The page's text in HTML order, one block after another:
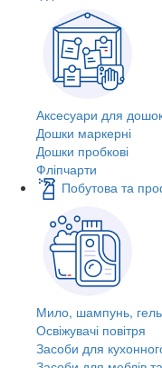
Аксесуари для
Дошки маркерні
Дошки пробкові
Фліпчарти
Побутова та
Мило, шампунь,
Освіжувачі повітря
Засоби для